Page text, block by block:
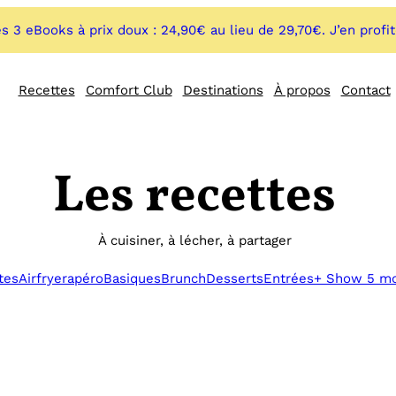
3 eBooks à prix doux : 24,90€ au lieu de 29,70€. J’en
Recettes Comfort Club Destinations À propos Contact
Les recettes
À cuisiner, à lécher, à partager
AirfryerapéroBasiquesBrunchDessertsEntrées+ Show 5